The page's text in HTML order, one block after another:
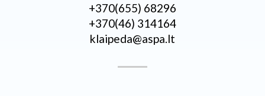
+370­(655) 68296
+370­(46) 314164
klaipeda@aspa.lt